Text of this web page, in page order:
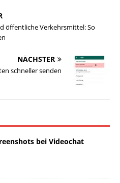
öffentliche Verkehrsmittel: So
NÄCHSTER
schneller senden
bei Videochat